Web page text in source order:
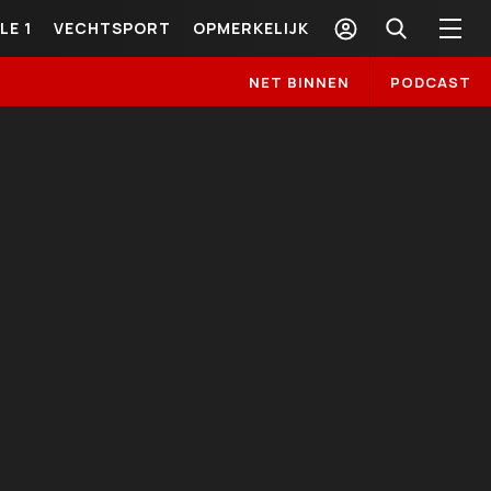
1 VECHTSPORT OPMERKELIJK
NET BINNEN PODCAST